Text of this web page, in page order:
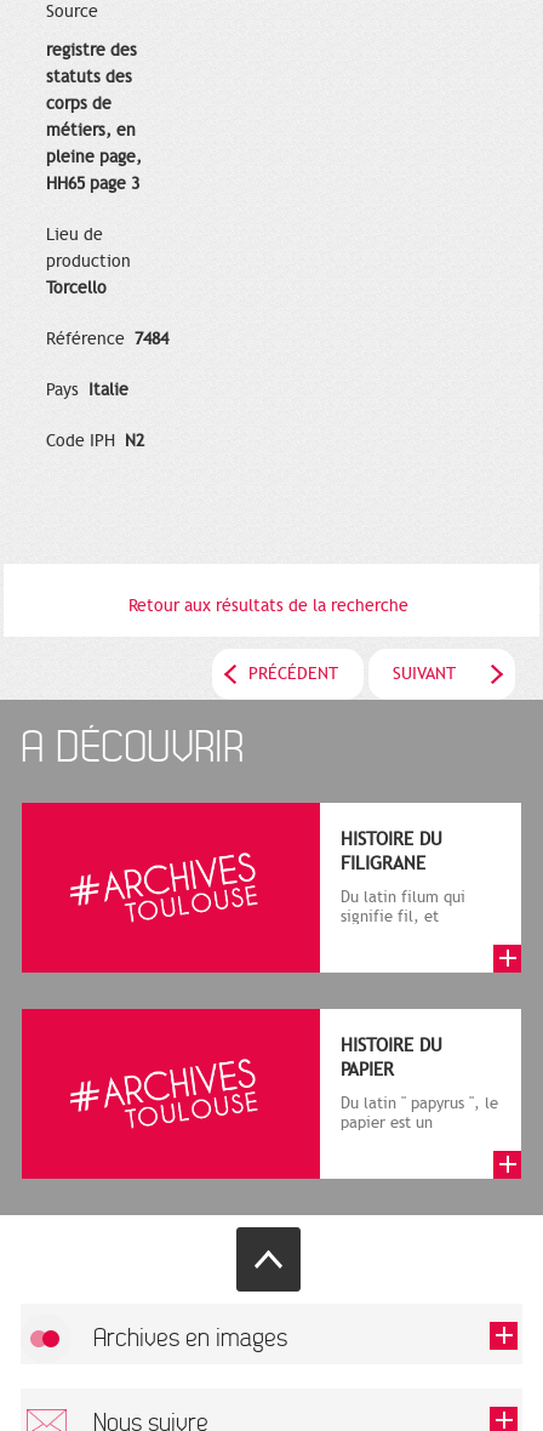
Source
registre des
statuts des
corps de
métiers, en
pleine page,
HH65 page 3
Lieu de
production
Torcello
Référence 7484
Pays Italie
Code IPH N2
Retour aux résultats de la recherche
PRÉCÉDENT SUIVANT
A DÉCOUVRIR
HISTOIRE DU
FILIGRANE
Du latin filum qui
signifie fil, et
le cadre de la f...
HISTOIRE DU
PAPIER
Du latin " papyrus ", le
papier est un
végétales réduite...
Archives en images
Nous suivre